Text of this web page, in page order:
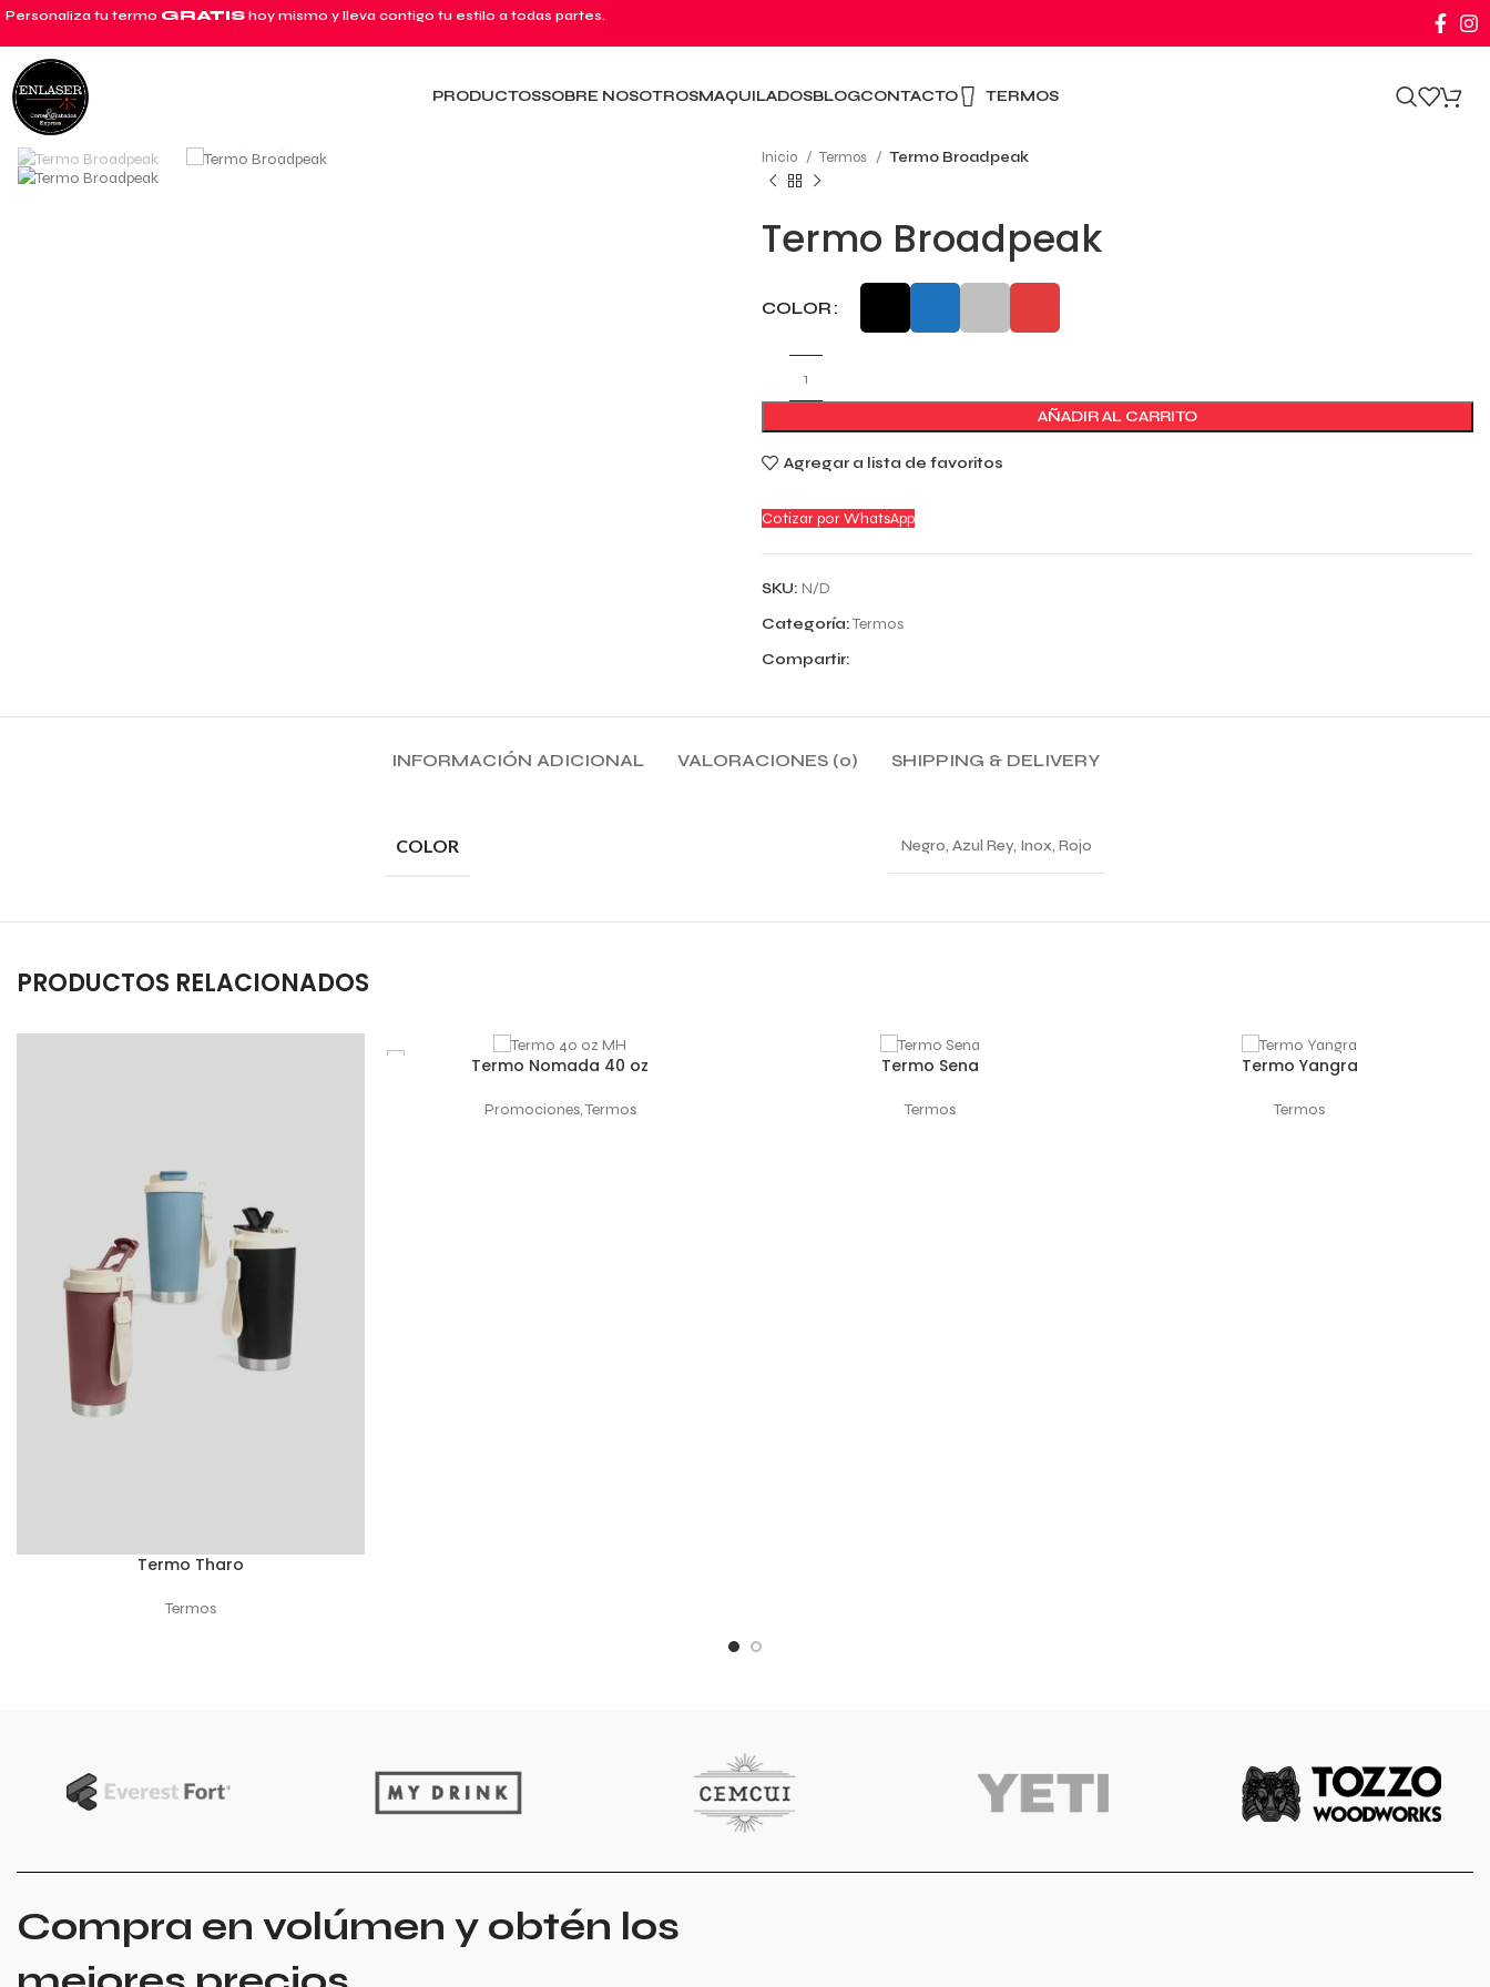
Personaliza tu termo GRATIS hoy mismo y lleva contigo tu estilo a todas partes.
PRODUCTOSSOBRE NOSOTROSMAQUILADOSBLOGCONTACTO TERMOS 0
Inicio
Termos Termo Broadpeak
Termo Broadpeak
COLOR
AÑADIR AL CARRITO
Agregar a lista de favoritos
Cotizar por WhatsApp
SKU: N/D
Categoría:Termos
Compartir:
INFORMACIÓN ADICIONAL VALORACIONES (0) SHIPPING & DELIVERY
COLOR Negro, Azul Rey, Inox, Rojo
PRODUCTOS RELACIONADOS
SELECCIONAR OPCIONES
Termo Tharo
Termos
SELECCIONAR OPCIONES
Termo Nomada 40 oz
Promociones,Termos
SELECCIONAR OPCIONES
Termo Sena
Termos
SELECCIONAR OPCIONES
Termo Yangra
Termos
Compra en volúmen y obtén los